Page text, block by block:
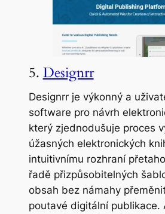
5. Designrr
Designrr je výkonný a
software pro návrh
který zjednodušuje proces
úžasných elektronických
intuitivnímu rozhraní
řadě přizpůsobitelných
obsah bez námahy
poutavé digitální publikace.